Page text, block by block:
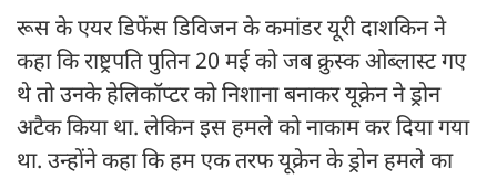
रूस के एयर डिफेंस डिविजन के कमांडर यूरी दाशकिन ने
कहा कि राष्ट्रपति पुतिन 20 मई को जब क्रुस्क ओब्लास्ट गए
थे तो उनके हेलिकॉप्टर को निशाना बनाकर यूक्रेन ने ड्रोन
अटैक किया था. लेकिन इस हमले को नाकाम कर दिया गया
था. उन्होंने कहा कि हम एक तरफ यूक्रेन के ड्रोन हमले का